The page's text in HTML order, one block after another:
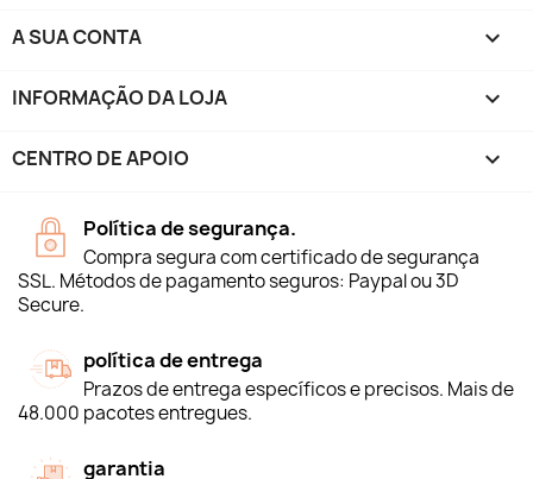
A SUA CONTA 
INFORMAÇÃO DA LOJA keyboard_arrow_down
CENTRO DE APOIO 
Política de segurança.
Compra segura com certificado de segurança
SSL. Métodos de pagamento seguros: Paypal ou 3D
Secure.
política de entrega
Prazos de entrega específicos e precisos. Mais de
48.000 pacotes entregues.
garantia